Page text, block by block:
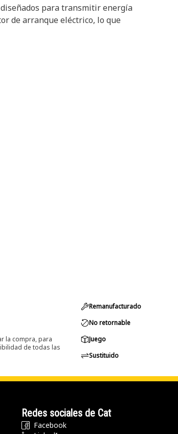
diseñados para transmitir energía
de arranque eléctrico, lo que
la compra, para
de todas las
Remanufacturado
No retornable
Juego
Sustituido
Redes sociales de Cat
Facebook